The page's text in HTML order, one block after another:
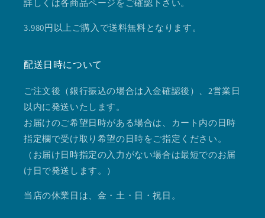
詳しくは各商品ページをご確認下さい。
3.980円以上ご購入で送料無料となります。
配送日時について
ご注文後（銀行振込の場合は入金確認後）、2営業日
以内に発送いたします。
お届けのご希望日時がある場合は、カート内の日時
指定欄で受け取り希望の日時をご指定ください。
（お届け日時指定の入力がない場合は最短でのお届
け日で発送します。）
当店の休業日は、金・土・日・祝日。